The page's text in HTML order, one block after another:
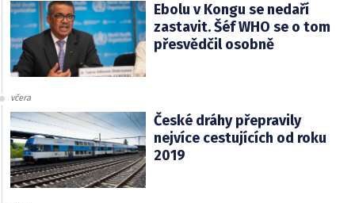
Ebolu v Kongu se nedaří
zastavit. Šéf WHO se o tom
přesvědčil osobně
včera
České dráhy přepravily
nejvíce cestujících od roku
2019